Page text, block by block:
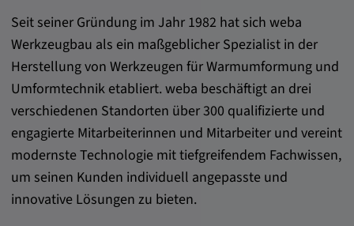
Seit seiner Gründung im Jahr 1982 hat sich weba
Werkzeugbau als ein maßgeblicher Spezialist in der
Herstellung von Werkzeugen für Warmumformung und
Umformtechnik etabliert. weba beschäftigt an drei
verschiedenen Standorten über 300 qualifizierte und
engagierte Mitarbeiterinnen und Mitarbeiter und vereint
modernste Technologie mit tiefgreifendem Fachwissen,
um seinen Kunden individuell angepasste und
innovative Lösungen zu bieten.